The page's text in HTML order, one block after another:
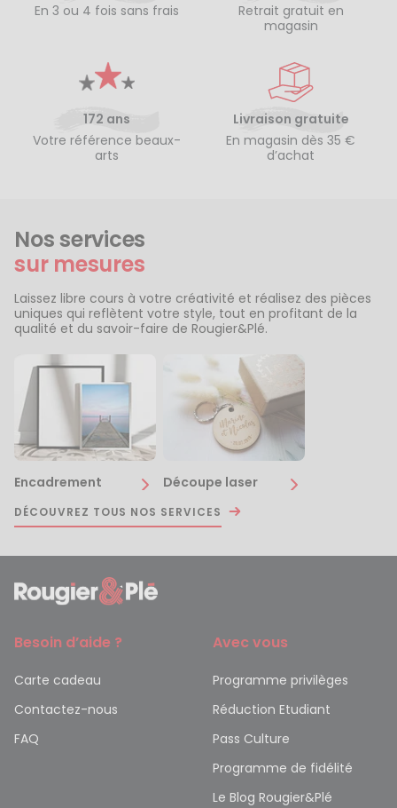
En 3 ou 4 fois sans frais
Retrait gratuit en
magasin
172 ans
Votre référence beaux-
arts
Livraison gratuite
En magasin dès 35 €
d’achat
Nos services
sur mesures
Laissez libre cours à votre créativité et réalisez des pièces
uniques qui reflètent votre style, tout en profitant de la
qualité et du savoir-faire de Rougier&Plé.
Encadrement Découpe laser
DÉCOUVREZ TOUS NOS SERVICES
Besoin d’aide ?
Carte cadeau
Contactez-nous
FAQ
Avec vous
Programme privilèges
Réduction Etudiant
Pass Culture
Programme de fidélité
Le Blog Rougier&Plé